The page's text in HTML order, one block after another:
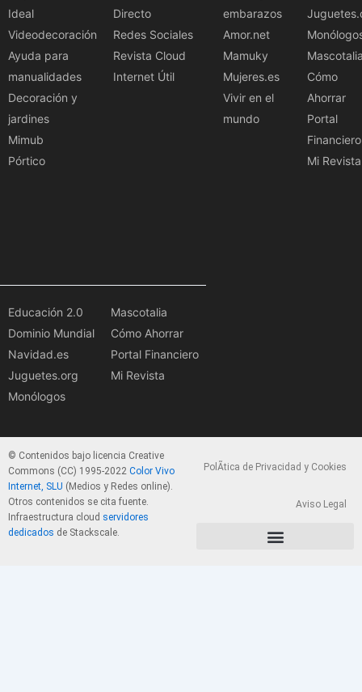
Ideal
Videodecoración
Ayuda para
manualidades
Decoración y
jardines
Mimub
Pórtico
Directo
Redes Sociales
Revista Cloud
Internet Útil
embarazos
Amor.net
Mamuky
Mujeres.es
Vivir en el
mundo
Cómo
Ahorrar
Portal
Financiero
Mi Revista
Educación 2.0
Dominio Mundial
Navidad.es
Juguetes.org
Monólogos
Mascotalia
Cómo Ahorrar
Portal Financiero
Mi Revista
© Contenidos bajo licencia Creative
Commons (CC) 1995-2022 Color Vivo
Internet, SLU (Medios y Redes online).
Otros contenidos se cita fuente.
Infraestructura cloud servidores
dedicados de Stackscale.
PolÃ­tica de Privacidad y Cookies
Aviso Legal